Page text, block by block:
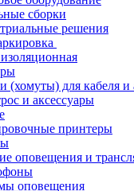
сборки
решения
(хомуты) для кабеля и
и аксессуары
принтеры
оповещения и
оповещения